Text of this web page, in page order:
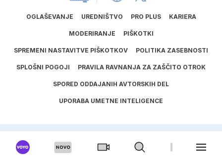
OGLAŠEVANJE UREDNIŠTVO PRO PLUS KARIERA
MODERIRANJE PIŠKOTKI
SPREMENI NASTAVITVE PIŠKOTKOV POLITIKA ZASEBNOSTI
SPLOŠNI POGOJI PRAVILA RAVNANJA ZA ZAŠČITO OTROK
SPORED ODDAJANIH AVTORSKIH DEL
UPORABA UMETNE INTELIGENCE
24ur.com, Vse pravice pridržane